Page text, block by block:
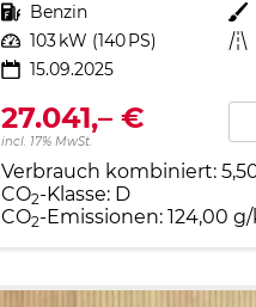
Kraftstoff Benzin Außenfarbe
Leistung 103 kW (140 PS) Kilometerstand
15.09.2025
27.041,– €
incl. 17% MwSt.
Verbrauch kombiniert:
CO2-Klasse: D
CO2-Emissionen: 124,00